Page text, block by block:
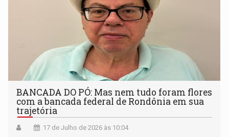
BANCADA DO PÓ: Mas nem tudo foram flores
com a bancada federal de Rondônia em sua
trajetória
17 de Julho de 2026 às 10:04